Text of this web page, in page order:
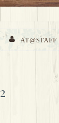
AT@STAFF